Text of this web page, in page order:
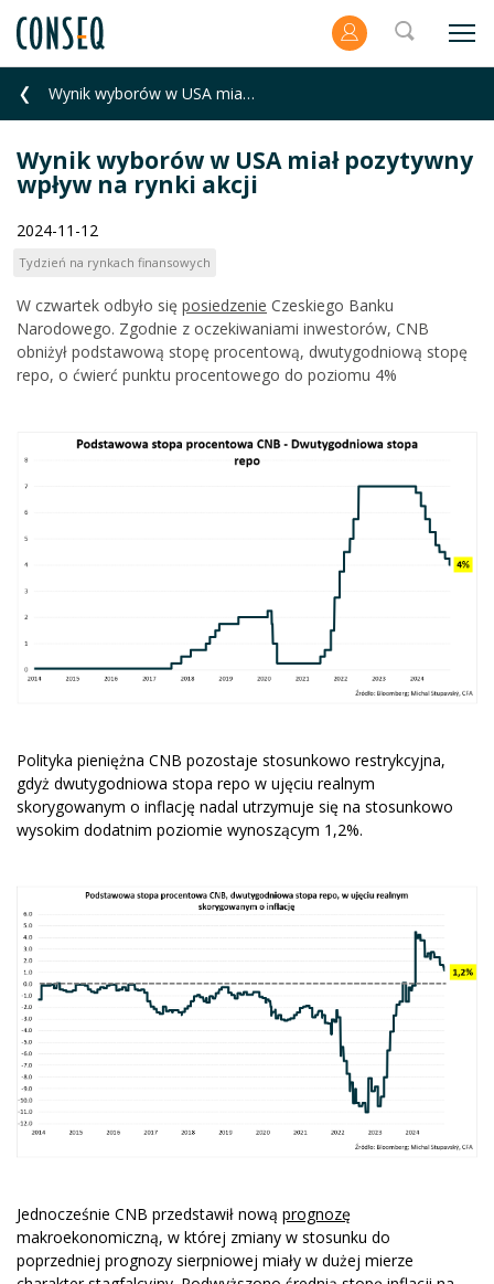
Wynik wyborów w USA miał pozytywny wpływ na rynki akcji
Wynik wyborów w USA miał pozytywny
wpływ na rynki akcji
2024-11-12
Tydzień na rynkach finansowych
W czwartek odbyło się posiedzenie Czeskiego Banku
Narodowego. Zgodnie z oczekiwaniami inwestorów, CNB
obniżył podstawową stopę procentową, dwutygodniową stopę
repo, o ćwierć punktu procentowego do poziomu 4%
Polityka pieniężna CNB pozostaje stosunkowo restrykcyjna,
gdyż dwutygodniowa stopa repo w ujęciu realnym
skorygowanym o inflację nadal utrzymuje się na stosunkowo
wysokim dodatnim poziomie wynoszącym 1,2%.
Jednocześnie CNB przedstawił nową prognozę
makroekonomiczną, w której zmiany w stosunku do
poprzedniej prognozy sierpniowej miały w dużej mierze